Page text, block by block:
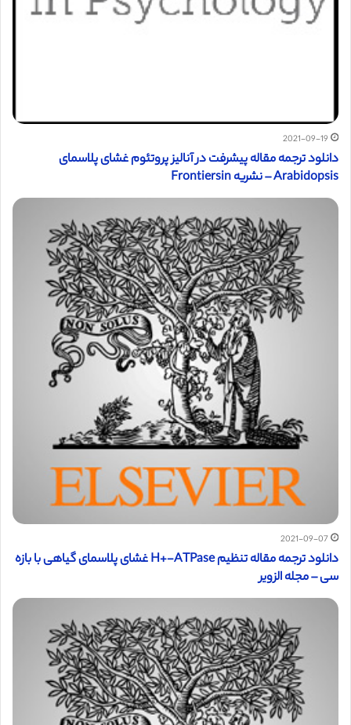
2021-09-19
دانلود ترجمه مقاله پیشرفت در آنالیز پروتئوم غشای پلاسمای
Arabidopsis – نشریه Frontiersin
2021-09-07
دانلود ترجمه مقاله تنظیم H+-ATPase غشای پلاسمای گیاهی با بازه
سی – مجله الزویر